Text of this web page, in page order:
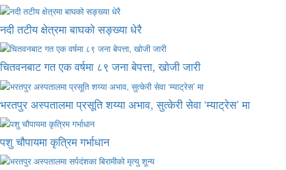
नदी तटीय क्षेत्रमा बाघको सङ्ख्या धेरै
चितवनबाट गत एक वर्षमा ८९ जना बेपत्ता, खोजी जारी
भरतपुर अस्पतालमा प्रसूति शय्या अभाव, सुत्केरी सेवा ‘म्याट्रेस’ मा
पशु चौपायमा कृत्रिम गर्भाधान